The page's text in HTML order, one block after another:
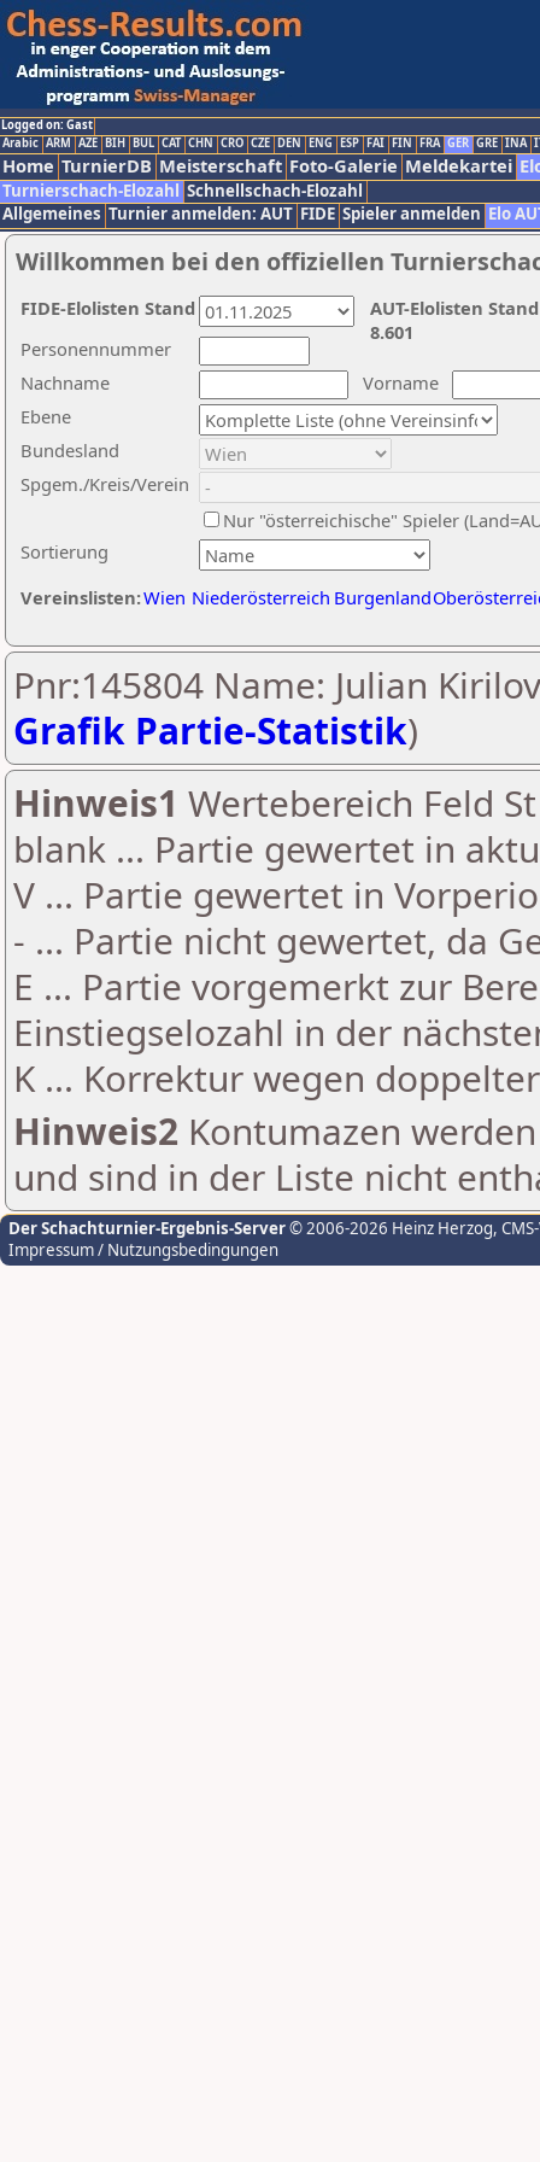
Logged on: Gast
Arabic ARM AZE BIH BUL CAT CHN CRO CZE DEN ENG ESP FAI FIN FRA GER GRE INA
Home TurnierDB Meisterschaft Foto-Galerie Meldekartei
Turnierschach-Elozahl Schnellschach-Elozahl
Allgemeines Turnier anmelden: AUT FIDE Spieler anmelden Elo
Willkommen bei den offiziellen
Nachname
Vorname
Ebene
Sortierung
Personennummer
Bundesland
Spgem./Kreis/Verein
Nur "österreichische" Spieler
Vereinslisten:Wien Niederösterreich Burgenland
AUT-Elolisten
8.601
FIDE-Elolisten Stand
Pnr:145804 Name: Julian
Grafik Partie-Statistik)
Hinweis1 Wertebereich Feld
blank ... Partie gewertet in
V ... Partie gewertet in
- ... Partie nicht gewertet, da
E ... Partie vorgemerkt zur
Einstiegselozahl in der
K ... Korrektur wegen
Hinweis2 Kontumazen
und sind in der Liste nicht
Der Schachturnier-Ergebnis-Server© 2006-2026 Heinz Herzog,
Impressum / Nutzungsbedingungen